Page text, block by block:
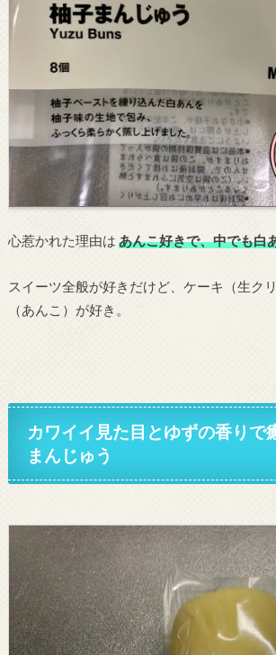
心惹かれた理由は あんこ好きで、中でも白
スイーツ全般が好きだけど、ケーキ（生ク
（あんこ）が好き。
カワイイ見た目とゆずの香りで
まんじゅう